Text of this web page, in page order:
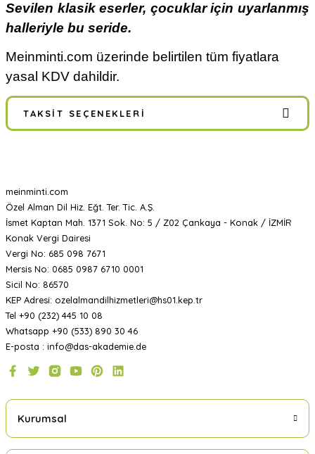
Sevilen klasik eserler, çocuklar için uyarlanmış
halleriyle bu seride.
Meinminti.com üzerinde belirtilen tüm fiyatlara
yasal KDV dahildir.
TAKSIT SEÇENEKLERI
meinminti.com
Özel Alman Dil Hiz. Eğt. Ter. Tic. A.Ş.
İsmet Kaptan Mah. 1371 Sok. No: 5 / Z02 Çankaya - Konak / İZMİR
Konak Vergi Dairesi
Vergi No: 685 098 7671
Mersis No: 0685 0987 6710 0001
Sicil No: 86570
KEP Adresi: ozelalmandilhizmetleri@hs01.kep.tr
Tel +90 (232) 445 10 08
Whatsapp +90 (533) 890 30 46
E-posta : info@das-akademie.de
Kurumsal